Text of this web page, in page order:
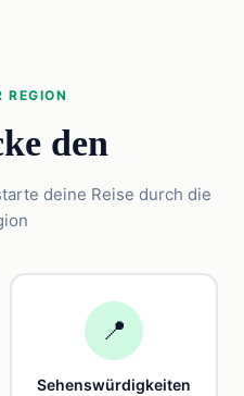
REGION
den
deine Reise durch die
📍
Sehenswürdigkeiten